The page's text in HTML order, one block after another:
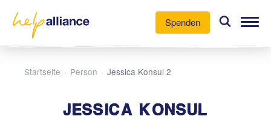
Unsere Arbeit
Spenden
Startseite › Person › Jessica Konsul 2
JESSICA KONSUL